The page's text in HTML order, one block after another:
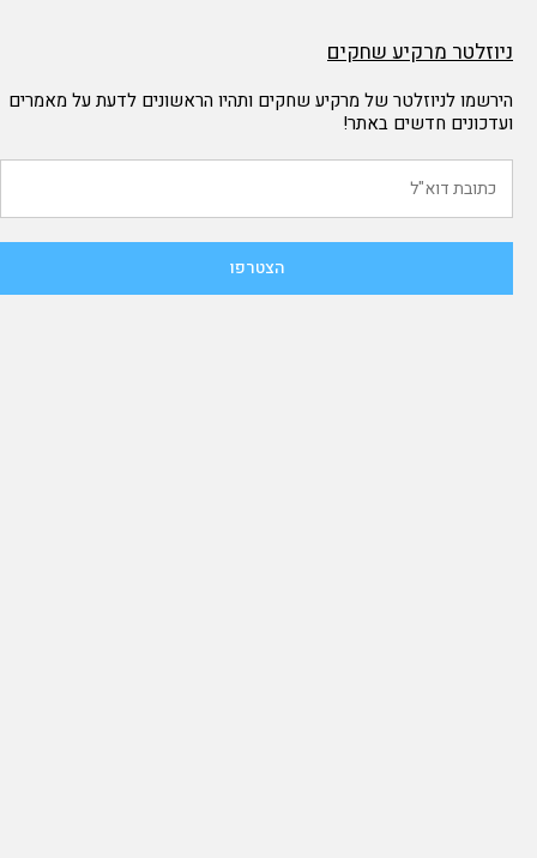
ניוזלטר מרקיע שחקים
הירשמו לניוזלטר של מרקיע שחקים ותהיו הראשונים לדעת על מאמרים
ועדכונים חדשים באתר!